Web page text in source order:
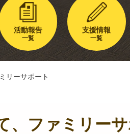
活動報告
一覧
支援情報
一覧
リーサポート
、ファミリーサ